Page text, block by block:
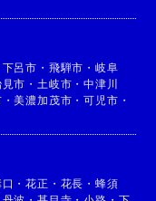
下呂市 ・ 飛騨市 ・ 岐阜
見市 ・ 土岐市 ・中津川
・美濃加茂市 ・可児市 ・
・花正 ・ 花長 ・ 蜂須